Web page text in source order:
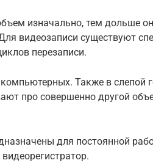
изначально, тем дольше
видеозаписи существуют
перезаписи.
Также в слепой
про совершенно другой
для постоянной